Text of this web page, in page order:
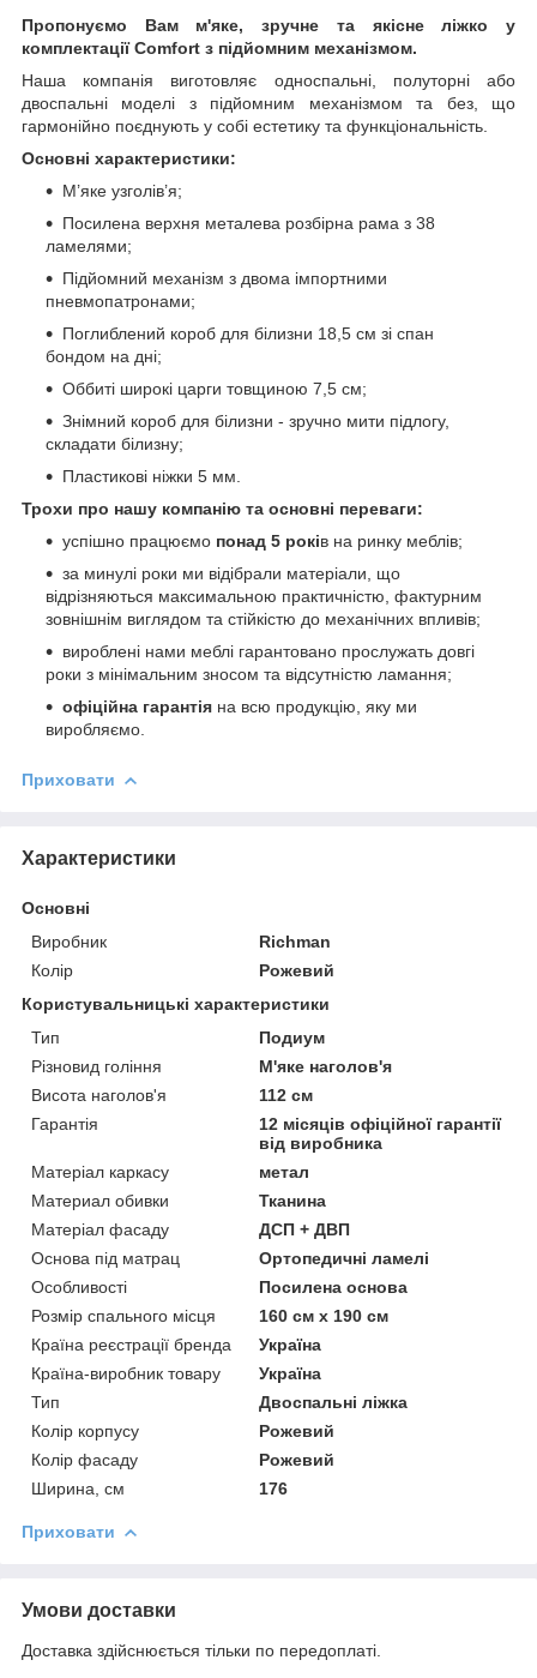
Пропонуємо Вам м'яке, зручне та якiсне ліжко у
комплектації Comfort з підйомним механізмом.
Наша компанія виготовляє односпальні, полуторні або
двоспальні моделі з підйомним механізмом та без, що
гармонійно поєднують у собі естетику та функціональність.
Основні характеристики:
М’яке узголів’я;
Посилена верхня металева розбірна рама з 38
ламелями;
Підйомний механізм з двома імпортними
пневмопатронами;
Поглиблений короб для білизни 18,5 см зі спан
бондом на дні;
Оббиті широкі царги товщиною 7,5 см;
Знімний короб для білизни - зручно мити підлогу,
складати білизну;
Пластикові ніжки 5 мм.
Трохи про нашу компанію та основні переваги:
успішно працюємо понад 5 років на ринку меблів;
за минулі роки ми відібрали матеріали, що
відрізняються максимальною практичністю, фактурним
зовнішнім виглядом та стійкістю до механічних впливів;
вироблені нами меблі гарантовано прослужать довгі
роки з мінімальним зносом та відсутністю ламання;
офіційна гарантія на всю продукцію, яку ми
виробляємо.
Приховати
Характеристики
Основні
Виробник
Richman
Колір
Рожевий
Користувальницькі характеристики
Тип
Подиум
Різновид гоління
М'яке наголов'я
Висота наголов'я
112 см
Гарантія
12 місяців офіційної гарантії
від виробника
Матеріал каркасу
метал
Материал обивки
Тканина
Матеріал фасаду
ДСП + ДВП
Основа під матрац
Ортопедичні ламелі
Особливості
Посилена основа
Розмір спального місця
160 см х 190 см
Країна реєстрації бренда
Україна
Країна-виробник товару
Україна
Тип
Двоспальні ліжка
Колір корпусу
Рожевий
Колір фасаду
Рожевий
Ширина, см
176
Приховати
Умови доставки
Доставка здійснюється тільки по передоплаті.